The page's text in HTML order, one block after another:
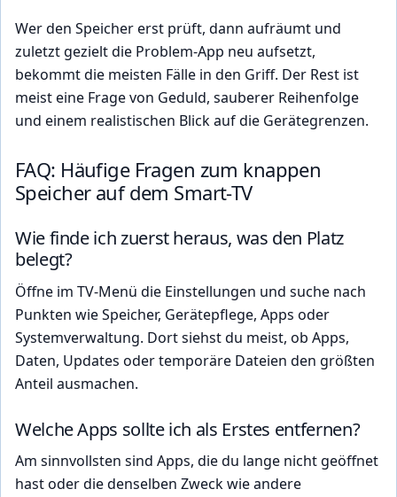
Wer den Speicher erst prüft, dann aufräumt und
zuletzt gezielt die Problem-App neu aufsetzt,
bekommt die meisten Fälle in den Griff. Der Rest ist
meist eine Frage von Geduld, sauberer Reihenfolge
und einem realistischen Blick auf die Gerätegrenzen.
FAQ: Häufige Fragen zum knappen
Speicher auf dem Smart-TV
Wie finde ich zuerst heraus, was den Platz
belegt?
Öffne im TV-Menü die Einstellungen und suche nach
Punkten wie Speicher, Gerätepflege, Apps oder
Systemverwaltung. Dort siehst du meist, ob Apps,
Daten, Updates oder temporäre Dateien den größten
Anteil ausmachen.
Welche Apps sollte ich als Erstes entfernen?
Am sinnvollsten sind Apps, die du lange nicht geöffnet
hast oder die denselben Zweck wie andere